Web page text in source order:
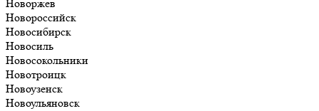
Новоржев
Новороссийск
Новосибирск
Новосиль
Новосокольники
Новотроицк
Новоузенск
Новоульяновск